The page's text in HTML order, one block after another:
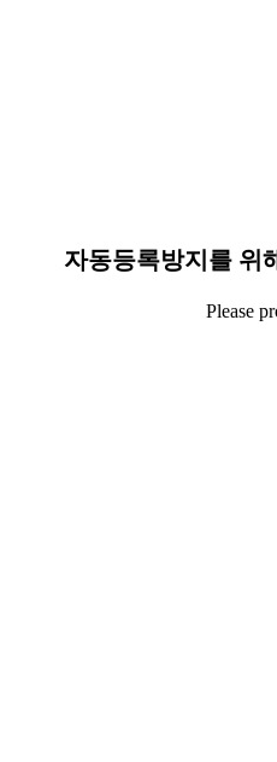
자동등록방지를 위
Please